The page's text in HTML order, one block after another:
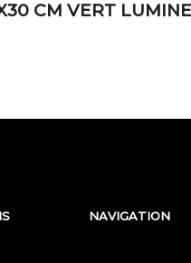
CM VERT
NAVIGATION